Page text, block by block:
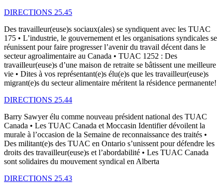
DIRECTIONS 25.45
Des travailleur(euse)s sociaux(ales) se syndiquent avec les TUAC
175 • L’industrie, le gouvernement et les organisations syndicales se
réunissent pour faire progresser l’avenir du travail décent dans le
secteur agroalimentaire au Canada • TUAC 1252 : Des
travailleur(euse)s d’une maison de retraite se bâtissent une meilleure
vie • Dites à vos représentant(e)s élu(e)s que les travailleur(euse)s
migrant(e)s du secteur alimentaire méritent la résidence permanente!
DIRECTIONS 25.44
Barry Sawyer élu comme nouveau président national des TUAC
Canada • Les TUAC Canada et Moccasin Identifier dévoilent la
murale à l’occasion de la Semaine de reconnaissance des traités •
Des militant(e)s des TUAC en Ontario s’unissent pour défendre les
droits des travailleur(euse)s et l’abordabilité • Les TUAC Canada
sont solidaires du mouvement syndical en Alberta
DIRECTIONS 25.43